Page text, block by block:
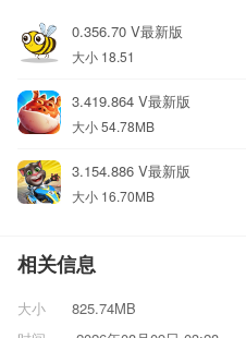
0.356.70 V最新版
大小 18.51
3.419.864 V最新版
大小 54.78MB
3.154.886 V最新版
大小 16.70MB
相关信息
大小
825.74MB